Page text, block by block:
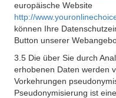
europäische Website
http://
können Ihre
Button unserer
3.5 Die über Sie durch
erhobenen Daten werden
Vorkehrungen
Pseudonymisierung ist